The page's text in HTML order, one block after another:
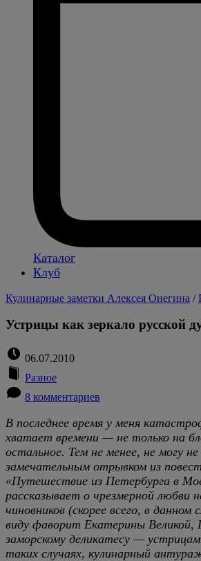
Каталог
Клуб
Кулинарные заметки Алексея Онегина /
Устрицы как зеркало русской
06.07.2010
Разное
8 комментариев
В последнее время у меня
хватает времени — не только на
остальное. Тем не менее, не могу
замечательным отрывком из
«Путешествие из Петербурга в
рассказывает о чрезмерной любви
чиновников (скорее всего, в данном
виду фаворит Екатерины
заморскому деликатесу —
таких случаях, кулинарный